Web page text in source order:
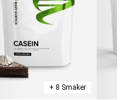
+ 8 Smaker